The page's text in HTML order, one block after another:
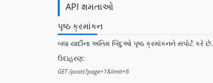
API ક્ષમતાઓ
પૃષ્ઠ ક્રમાંકન
બધા યાદીના અંતિમ બિંદુઓ પૃષ્ઠ ક્રમાંકનને સપોર્ટ કરે છે.
ઉદાહરણ: